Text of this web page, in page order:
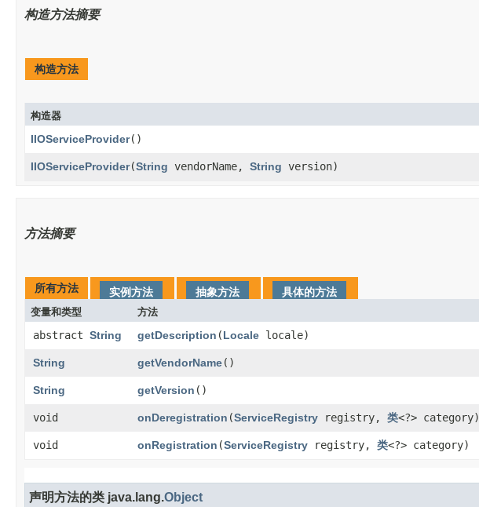
构造方法摘要
构造方法
构造器
IIOServiceProvider()
IIOServiceProvider​(String vendorName, String version)
方法摘要
所有方法 实例方法 抽象方法 具体的方法
变量和类型 方法
abstract String getDescription ​(Locale locale)
String
getVendorName()
String
getVersion ()
void
onDeregistration ​(ServiceRegistry registry, 类<?> category)
void
onRegistration ​(ServiceRegistry registry, 类<?> category)
声明方法的类 java.lang.Object